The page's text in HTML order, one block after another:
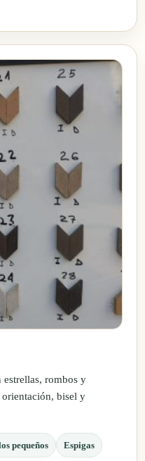
estrellas, rombos y
bisel y
pequeños Espigas